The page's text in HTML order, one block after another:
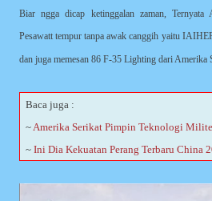
Biar ngga dicap ketinggalan zaman, Ternyata
Pesawatt tempur tanpa awak canggih yaitu
dan juga memesan 86 F-35 Lighting dari Amerika
Baca juga :
~ Amerika Serikat Pimpin Teknologi
~Ini Dia Kekuatan Perang Terbaru China